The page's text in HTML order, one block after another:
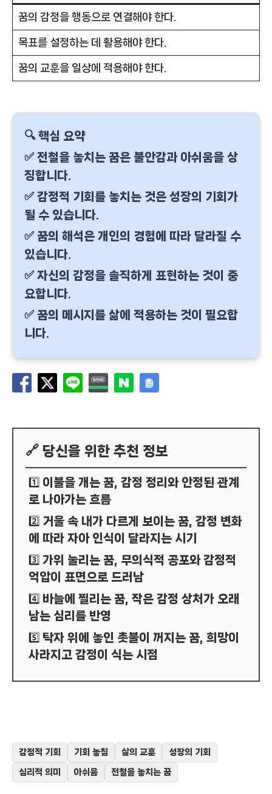
꿈의 감정을 행동으로 연결해야 한다.
목표를 설정하는 데 활용해야 한다.
꿈의 교훈을 일상에 적용해야 한다.
🔍 핵심 요약
✅ 전철을 놓치는 꿈은 불안감과 아쉬움을 상
징합니다.
✅ 감정적 기회를 놓치는 것은 성장의 기회가
될 수 있습니다.
✅ 꿈의 해석은 개인의 경험에 따라 달라질 수
있습니다.
✅ 자신의 감정을 솔직하게 표현하는 것이 중
요합니다.
✅ 꿈의 메시지를 삶에 적용하는 것이 필요합
니다.
🔗 당신을 위한 추천 정보
1️⃣ 이불을 개는 꿈, 감정 정리와 안정된 관계
로 나아가는 흐름
2️⃣ 거울 속 내가 다르게 보이는 꿈, 감정 변화
에 따라 자아 인식이 달라지는 시기
3️⃣ 가위 눌리는 꿈, 무의식적 공포와 감정적
억압이 표면으로 드러남
4️⃣ 바늘에 찔리는 꿈, 작은 감정 상처가 오래
남는 심리를 반영
5️⃣ 탁자 위에 놓인 촛불이 꺼지는 꿈, 희망이
사라지고 감정이 식는 시점
감정적 기회 기회 놓침 삶의 교훈 성장의 기회
심리적 의미 아쉬움 전철을 놓치는 꿈